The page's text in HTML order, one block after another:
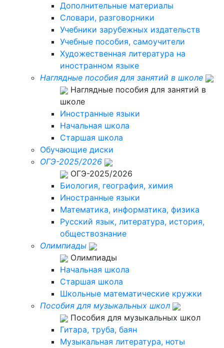
Дополнительные материалы
Словари, разговорники
Учебники зарубежных издательств
Учебные пособия, самоучители
Художественная литература на
иностранном языке
Наглядные пособия для занятий в школе
Наглядные пособия для занятий в
школе
Иностранные языки
Начальная школа
Старшая школа
Обучающие диски
ОГЭ-2025/2026
ОГЭ-2025/2026
Биология, география, химия
Иностранные языки
Математика, информатика, физика
Русский язык, литература, история,
обществознание
Олимпиады
Олимпиады
Начальная школа
Старшая школа
Школьные математические кружки
Пособия для музыкальных школ
Пособия для музыкальных школ
Гитара, труба, баян
Музыкальная литература, ноты